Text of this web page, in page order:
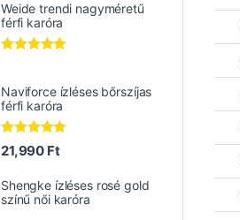
Weide trendi nagyméretű
férfi karóra
Naviforce ízléses bőrszíjas
férfi karóra
Értékelés:
5.00/ 5
21,990 Ft
Shengke ízléses rosé gold
színű női karóra